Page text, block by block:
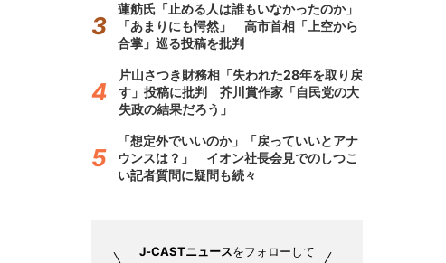
蓮舫氏「止める人は誰もいなかったのか」
「あまりにも愕然」 高市首相「上空から
合掌」巡る投稿を批判
片山さつき財務相「失われた28年を取り戻
す」投稿に批判 芥川賞作家「自民党の大
失政の結果だろう」
「想定外でいいのか」「戻っていいとアナ
ウンスは？」 イオン社長会見でのしつこ
い記者質問に疑問も続々
J-CASTニュースをフォローして